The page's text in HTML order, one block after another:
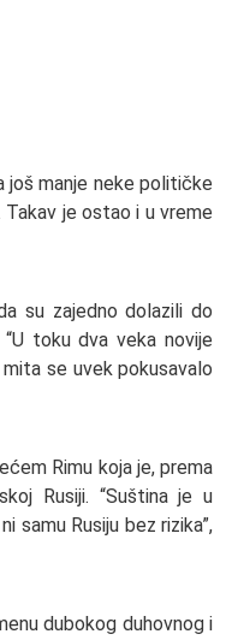
manje neke političke
je ostao i u vreme
su zajedno dolazili do
toku dva veka novije
se uvek pokusavalo
Rimu koja je, prema
Rusiji. “Suština je u
samu Rusiju bez rizika”,
dubokog duhovnog i